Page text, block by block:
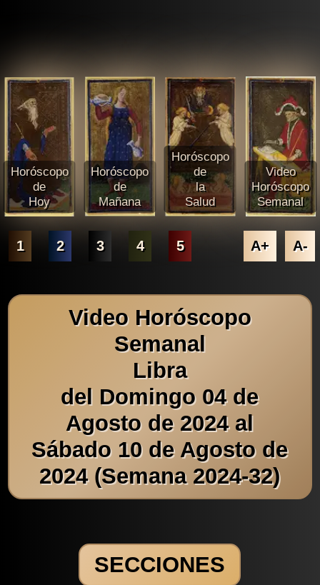
Horóscopo
de
Hoy
Horóscopo
de
Mañana
Horóscopo
de
la
Salud
Video
Horóscopo
Semanal
1 2 3 4 5 A+ A-
Video Horóscopo
Semanal
Libra
del Domingo 04 de
Agosto de 2024 al
Sábado 10 de Agosto de
2024 (Semana 2024-32)
SECCIONES